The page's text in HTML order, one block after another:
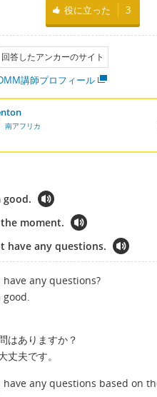
役に立った 3
回答したアンカーのサイト
講師プロフィール
南アフリカ
good.
moment.
have any questions.
have any questions?
good.
はありますか？
丈夫です。
have any questions based on